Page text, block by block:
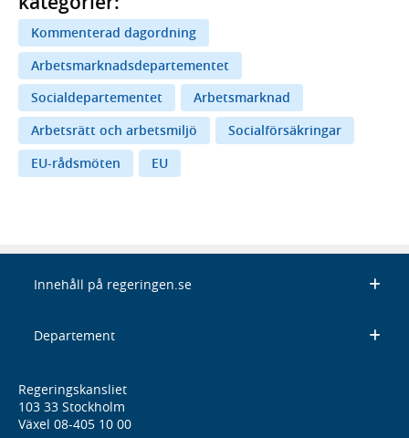
Kommenterad dagordning
Arbetsmarknadsdepartementet
Socialdepartementet
Arbetsmarknad
Arbetsrätt och arbetsmiljö
Socialförsäkringar
EU-rådsmöten
EU
Innehåll på regeringen.se
Departement
Regeringskansliet
103 33 Stockholm
Växel 08-405 10 00